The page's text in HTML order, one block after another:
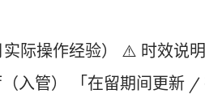
实际操作经验） ⚠️ 时效说
入管） 「在留期间更新